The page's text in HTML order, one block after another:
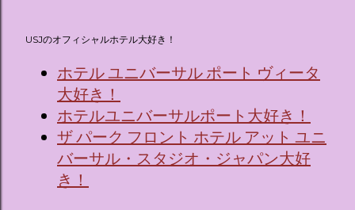
USJのオフィシャルホテル大好き！
ホテル ユニバーサル ポート ヴィータ
大好き！
ホテルユニバーサルポート大好き！
ザ パーク フロント ホテル アット ユニ
バーサル・スタジオ・ジャパン大好
き！